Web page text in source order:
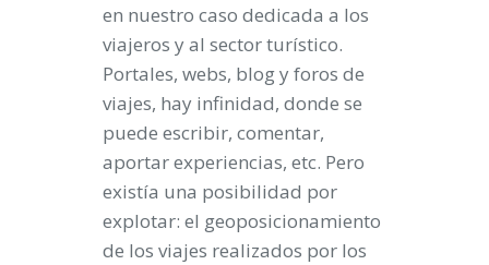
en nuestro caso dedicada a los
viajeros y al sector turístico.
Portales, webs, blog y foros de
viajes, hay infinidad, donde se
puede escribir, comentar,
aportar experiencias, etc. Pero
existía una posibilidad por
explotar: el geoposicionamiento
de los viajes realizados por los